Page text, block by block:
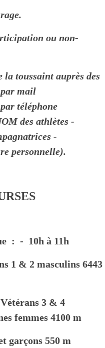
ou non-
la toussaint auprès des
mail
par téléphone
des athlètes -
-
personnelle).
: - 10h à 11h
1 & 2 masculins 6443
3 & 4
femmes 4100 m
garçons 550 m